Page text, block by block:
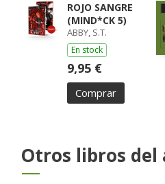
ROJO SANGRE
(MIND*CK 5)
ABBY, S.T.
En stock
9,95 €
Comprar
Otros libros